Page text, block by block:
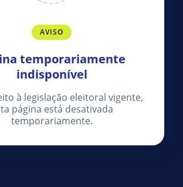
AVISO
temporariamente
indisponível
à legislação eleitoral vigente,
página está desativada
temporariamente.